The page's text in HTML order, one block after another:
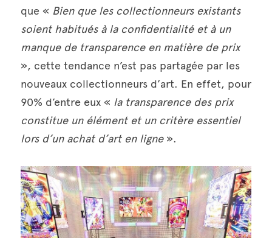
que « Bien que les collectionneurs existants
soient habitués à la confidentialité et à un
manque de transparence en matière de prix
», cette tendance n’est pas partagée par les
nouveaux collectionneurs d’art. En effet, pour
90% d’entre eux « la transparence des prix
constitue un élément et un critère essentiel
lors d’un achat d’art en ligne ».